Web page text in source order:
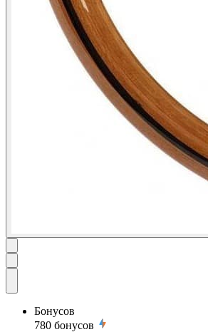
Бонусов
780 бонусов